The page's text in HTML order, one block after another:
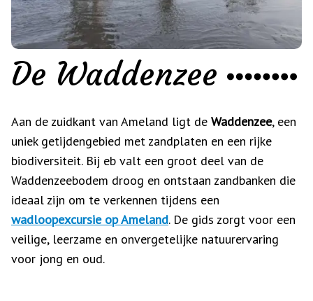
De Waddenzee
Aan de zuidkant van Ameland ligt de Waddenzee, een
uniek getijdengebied met zandplaten en een rijke
biodiversiteit. Bij eb valt een groot deel van de
Waddenzeebodem droog en ontstaan zandbanken die
ideaal zijn om te verkennen tijdens een
wadloopexcursie op Ameland. De gids zorgt voor een
veilige, leerzame en onvergetelijke natuurervaring
voor jong en oud.